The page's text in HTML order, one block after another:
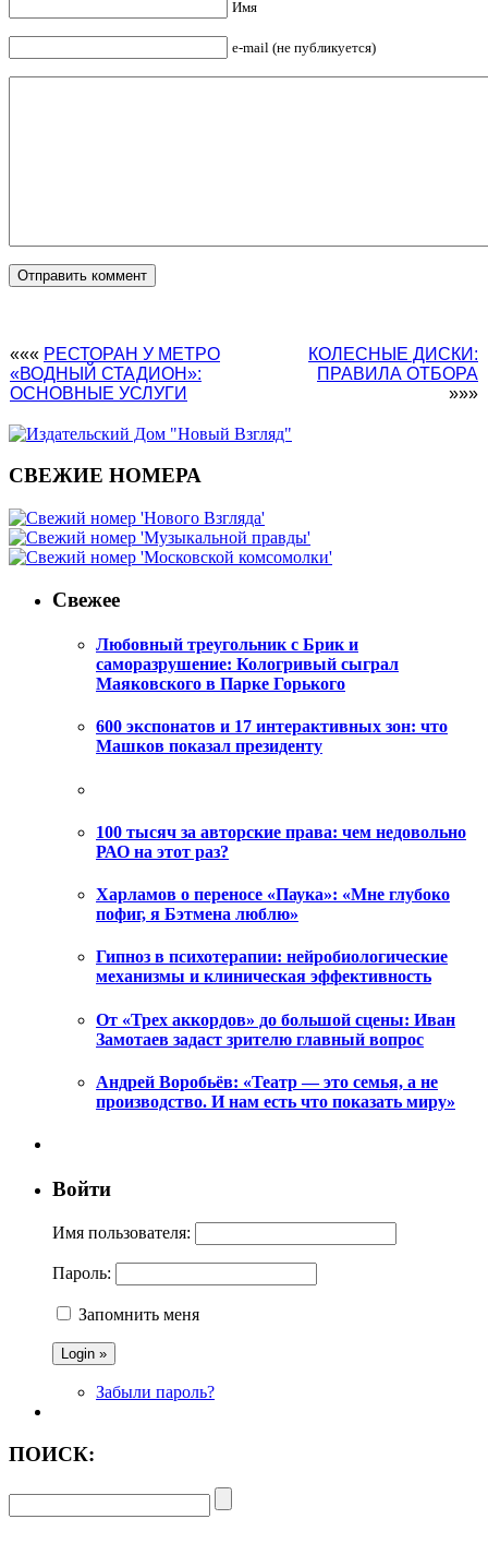
Имя
e-mail (не публикуется)
««« РЕСТОРАН У МЕТРО
«ВОДНЫЙ СТАДИОН»:
ОСНОВНЫЕ УСЛУГИ
КОЛЕСНЫЕ ДИСКИ:
ПРАВИЛА ОТБОРА
»»»
СВЕЖИЕ НОМЕРА
Свежее
Любовный треугольник с Брик и
саморазрушение: Кологривый сыграл
Маяковского в Парке Горького
600 экспонатов и 17 интерактивных зон: что
Машков показал президенту
100 тысяч за авторские права: чем недовольно
РАО на этот раз?
Харламов о переносе «Паука»: «Мне глубоко
пофиг, я Бэтмена люблю»
Гипноз в психотерапии: нейробиологические
механизмы и клиническая эффективность
От «Трех аккордов» до большой сцены: Иван
Замотаев задаст зрителю главный вопрос
Андрей Воробьёв: «Театр — это семья, а не
производство. И нам есть что показать миру»
Войти
Имя пользователя:
Пароль:
Запомнить меня
Забыли пароль?
ПОИСК: